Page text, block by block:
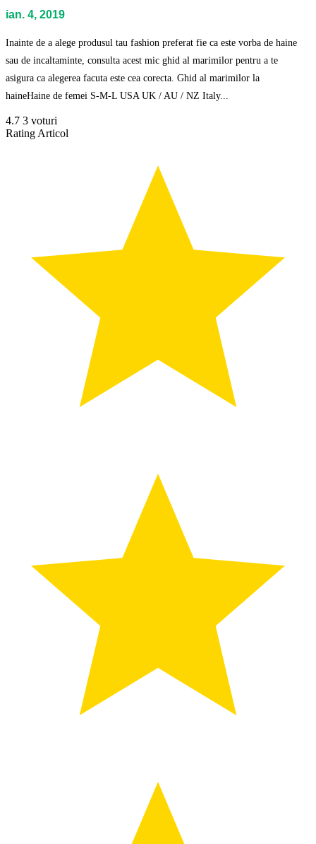
ian. 4, 2019
Inainte de a alege produsul tau fashion preferat fie ca este vorba de haine
sau de incaltaminte, consulta acest mic ghid al marimilor pentru a te
asigura ca alegerea facuta este cea corecta. Ghid al marimilor la
haineHaine de femei S-M-L USA UK / AU / NZ Italy...
4.7 3 voturi
Rating Articol